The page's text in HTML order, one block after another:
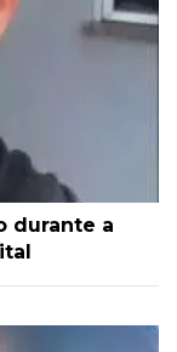
durante a